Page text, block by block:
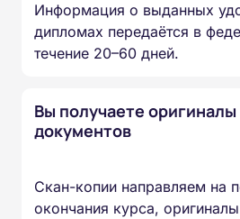
Информация о выданных
дипломах передаётся в
течение 20–60 дней.
Вы получаете оригиналы
документов
Скан-копии направляем на
окончания курса,